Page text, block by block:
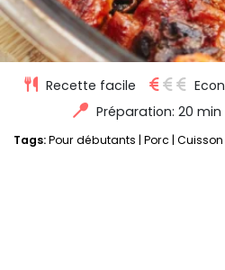
Recette facile
Préparation: 20 min
Tags:Pour débutants Porc